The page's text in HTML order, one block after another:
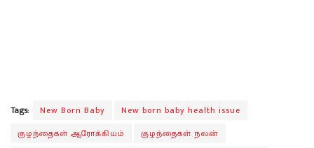
Tags: New Born Baby
New born baby health issue
குழந்தைகள் ஆரோக்கியம்
குழந்தைகள் நலன்